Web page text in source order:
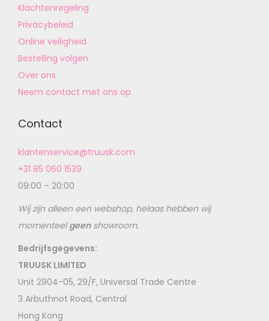
Klachtenregeling
Privacybeleid
Online veiligheid
Bestelling volgen
Over ons
Neem contact met ons op
Contact
klantenservice@truusk.com
+31 85 060 1539
09:00 – 20:00
Wij zijn alleen een webshop, helaas hebben wij
momenteelgeenshowroom.
Bedrijfsgegevens:
TRUUSK LIMITED
Unit 2904-05, 29/F, Universal Trade Centre
3 Arbuthnot Road, Central
Hong Kong